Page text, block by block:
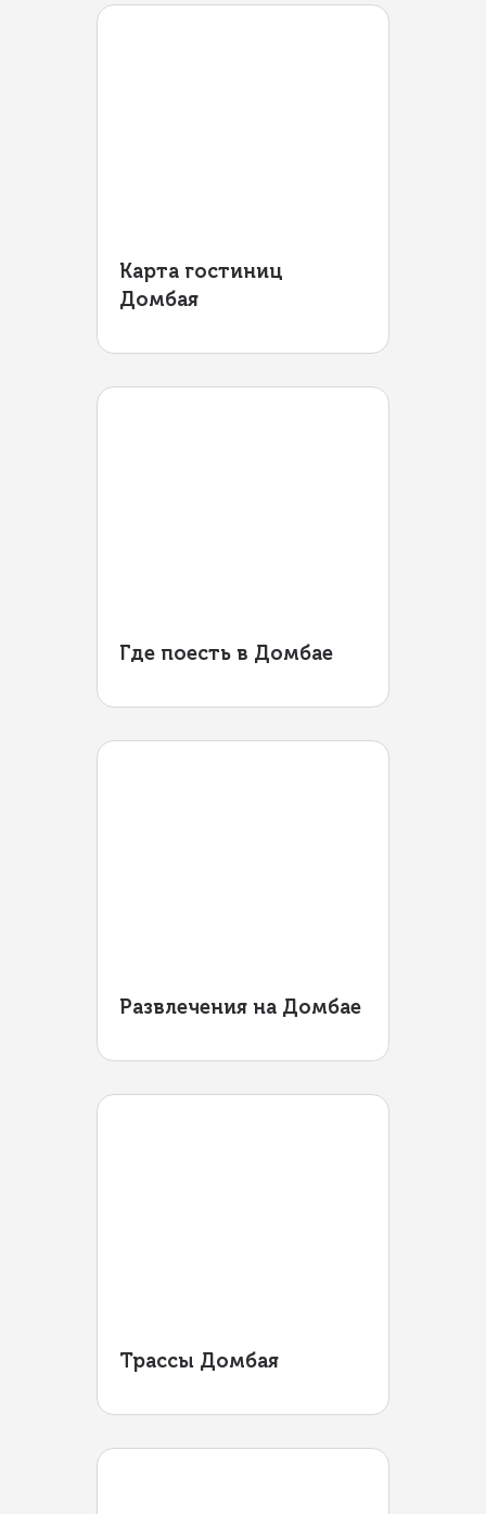
Карта гостиниц
Домбая
Где поесть в Домбае
Развлечения на Домбае
Трассы Домбая